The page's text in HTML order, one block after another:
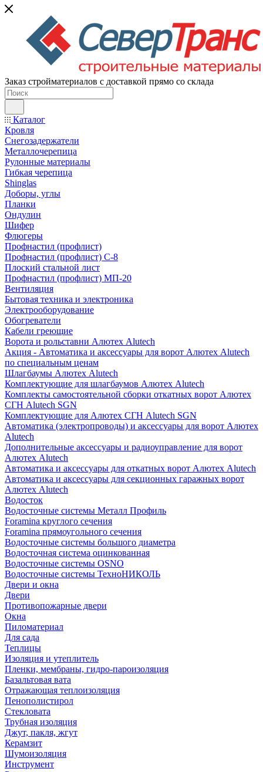
Заказ стройматериалов с доставкой прямо со склада
Каталог
Кровля
Снегозадержатели
Металлочерепица
Рулонные материалы
Гибкая черепица
Shinglas
Доборы, углы
Планки
Ондулин
Шифер
Флюгеры
Профнастил (профлист)
Профнастил (профлист) С-8
Плоский стальной лист
Профнастил (профлист) МП-20
Вентиляция
Бытовая техника и электроника
Электрооборудование
Обогреватели
Кабели греющие
Ворота и рольставни Алютех Alutech
Акция - Автоматика и аксессуары для ворот Алютех Alutech
по специальным ценам
Шлагбаумы Алютех Alutech
Комплектующие для шлагбаумов Алютех Alutech
Комплекты самостоятельной сборки откатных ворот Алютех
СГН Alutech SGN
Комплектующие для Алютех СГН Alutech SGN
Автоматика (электропроводы) и аксессуары для ворот Алютех
Alutech
Дополнительные аксессуары и радиоуправление для ворот
Алютех Alutech
Автоматика и аксессуары для откатных ворот Алютех Alutech
Автоматика и аксессуары для секционных гаражных ворот
Алютех Alutech
Водосток
Водосточные системы Металл Профиль
Foramina круглого сечения
Foramina прямоугольного сечения
Водосточные системы большого диаметра
Водосточная система оцинкованная
Водосточные системы OSNO
Водосточные системы ТехноНИКОЛЬ
Двери и окна
Двери
Противопожарные двери
Окна
Пиломатериал
Для сада
Теплицы
Изоляция и утеплитель
Пленки, мембраны, гидро-пароизоляция
Базальтовая вата
Отражающая теплоизоляция
Пенополистирол
Стекловата
Трубная изоляция
Джут, пакля, жгут
Керамзит
Шумоизоляция
Инструмент